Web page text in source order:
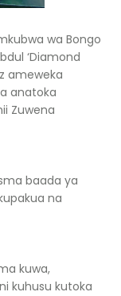
wa Bongo
‘Diamond
ameweka
anatoka
Zuwena
baada ya
na
kuwa,
kuhusu kutoka